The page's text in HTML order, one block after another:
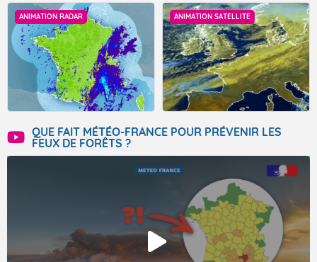
ANIMATION RADAR ANIMATION SATELLITE
QUE FAIT MÉTÉO-FRANCE POUR PRÉVENIR LES
FEUX DE FORÊTS ?